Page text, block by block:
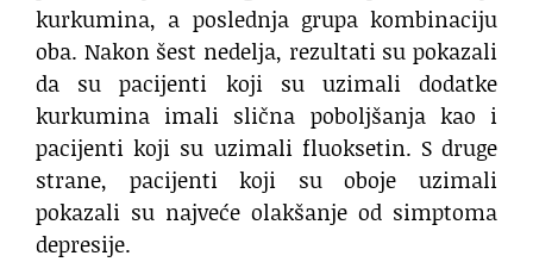
kurkumina, a poslednja grupa kombinaciju
oba. Nakon šest nedelja, rezultati su pokazali
da su pacijenti koji su uzimali dodatke
kurkumina imali slična poboljšanja kao i
pacijenti koji su uzimali fluoksetin. S druge
strane, pacijenti koji su oboje uzimali
pokazali su najveće olakšanje od simptoma
depresije.